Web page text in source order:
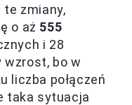
zmiany,
o aż 555
i 28
wzrost, bo w
liczba połączeń
taka sytuacja